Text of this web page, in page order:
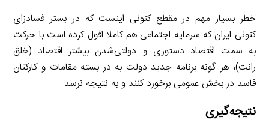
خطر بسیار مهم در مقطع کنونی اینست که در بستر فسادزای
کنونی ایران که سرمایه اجتماعی هم کاملا افول کرده است با حرکت
به سمت اقتصاد دستوری و دولتی‌شدن بیشتر اقتصاد (خلق
رانت)، هر گونه برنامه جدید دولت به در بسته مقامات و کارکنان
فاسد در بخش عمومی برخورد کنند و به نتیجه نرسد.
نتیجهگیری